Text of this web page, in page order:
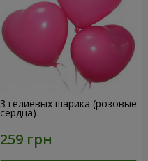
3 гелиевых шарика (розовые
сердца)